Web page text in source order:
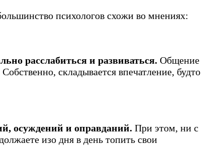
психологов схожи во мнениях:
расслабиться и развиваться. Общение
складывается впечатление, будто
осуждений и оправданий. При этом, ни с
изо дня в день топить свои